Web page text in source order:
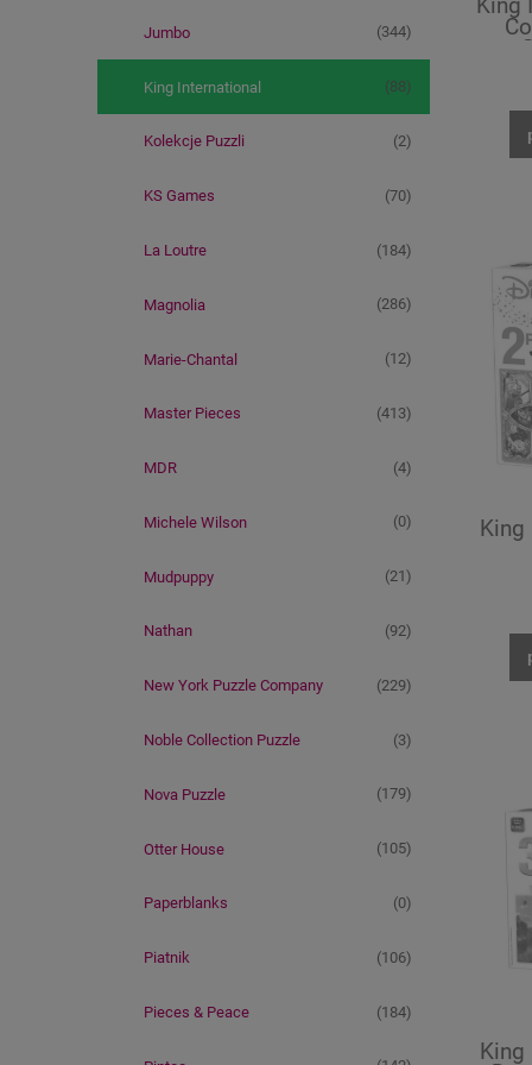
Jumbo (344)
King International (88)
Kolekcje Puzzli (2)
KS Games (70)
La Loutre (184)
Magnolia (286)
Marie-Chantal (12)
Master Pieces (413)
MDR (4)
Michele Wilson (0)
Mudpuppy (21)
Nathan (92)
New York Puzzle Company (229)
Noble Collection Puzzle (3)
Nova Puzzle (179)
Otter House (105)
Paperblanks (0)
Piatnik (106)
Pieces & Peace (184)
King
King
King